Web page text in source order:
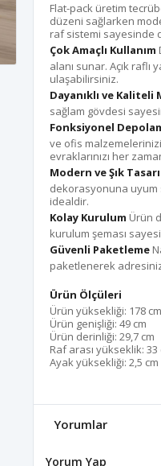
Flat-pack üretim
düzeni sağlarken
raf sistemi sayesinde
Çok Amaçlı Kullanım
alanı sunar. Açık
ulaşabilirsiniz.
Dayanıklı ve Kaliteli
sağlam gövdesi
Fonksiyonel
ve ofis
evraklarınızı her
Modern ve Şık
dekorasyonuna uyum
idealdir.
Kolay Kurulum Ürün
kurulum şeması
Güvenli Paketleme
paketlenerek
Ürün Ölçüleri
Ürün yüksekliği: 178 cm
Ürün genişliği: 49 cm
Ürün derinliği: 29,7 cm
Raf arası yükseklik: 33
Ayak yüksekliği: 2,5 cm
Yorumlar
Yorum Yap